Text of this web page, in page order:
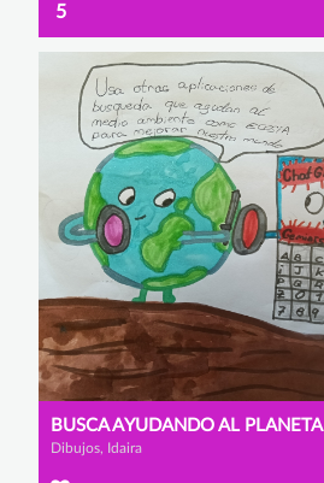
5
BUSCA AYUDANDO AL PLANETA
Dibujos, Idaira